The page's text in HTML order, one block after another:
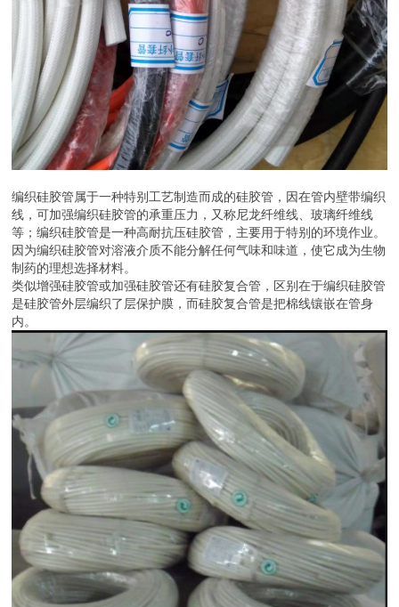
是硅胶管外层编织了层保护膜，而硅胶复合管是把棉线镶嵌在管身
内。
工业硅胶编织管通常的工作温度范围：从-100° F (-73.3° C) 到
400° F (204.4° C)；可通过CIP、SIP或射线灭菌或高压灭菌；耐受
限温度、压缩、化学品、臭氧、射线、潮湿和环境暴露；溶液介质不
分解任何气味和味道；库存为12英尺长度；在紧密控制的环境中和
严格的良好制造程序下生产出来；生产中为保清洁，密封在透明聚乙
烯袋中。软管为铂金硫化硅胶软管，不含任何添加物；抑制颗粒的集
结和结壳，耐受撕扯；用于制药和生物技术加工行业中非常理想。